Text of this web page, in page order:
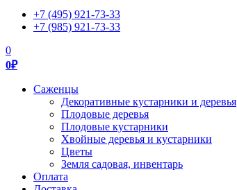
+7 (495) 921-73-33
+7 (985) 921-73-33
0
0₽
Саженцы
Декоративные кустарники и деревья
Плодовые деревья
Плодовые кустарники
Хвойные деревья и кустарники
Цветы
Земля садовая, инвентарь
Оплата